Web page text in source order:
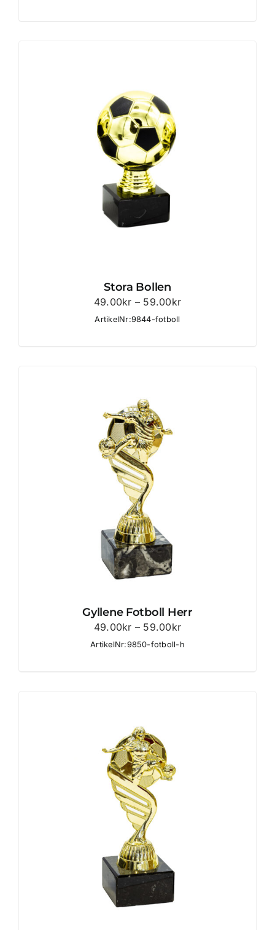
Stora Bollen
49.00kr – 59.00krPrisintervall:
ArtikelNr:9844-fotboll
Gyllene Fotboll Herr
49.00kr – 59.00krPrisintervall:
49.00kr
ArtikelNr:9850-fotboll-h